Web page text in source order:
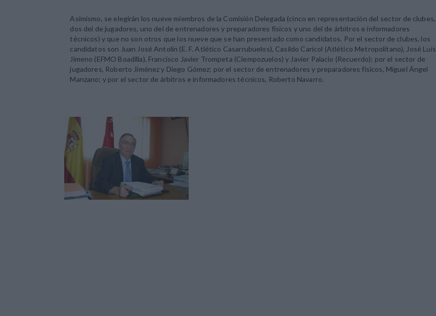
Asimismo, se elegirán los nueve miembros de la Comisión Delegada (cinco en representación del sector de clubes,
dos del de jugadores, uno del de entrenadores y preparadores físicos y uno del de árbitros e informadores
técnicos) y que no son otros que los nueve que se han presentado como candidatos. Por el sector de clubes, los
candidatos son Juan José Antolín (E. F. Atlético Casarrubuelos), Casildo Caricol (Atlético Metropolitano), José Luis
Jimeno (EFMO Boadilla), Francisco Javier Trompeta (Ciempozuelos) y Javier Palacio (Recuerdo); por el sector de
jugadores, Roberto Jiménez y Diego Gómez; por el sector de entrenadores y preparadores físicos, Miguel Ángel
Manzano; y por el sector de árbitros e informadores técnicos, Roberto Navarro.